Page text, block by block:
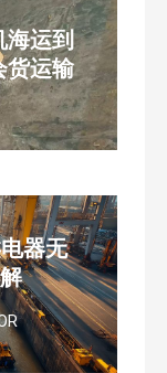
运到
货运输
器无